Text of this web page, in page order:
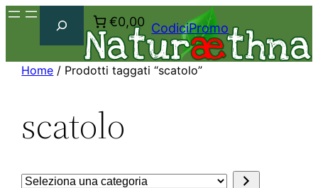
€0,00 CodiciPromo
Home / Prodotti taggati “scatolo”
scatolo
Seleziona